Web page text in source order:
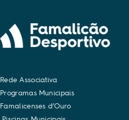
Rede Associativa
Programas Municipais
Famalicenses d’Ouro